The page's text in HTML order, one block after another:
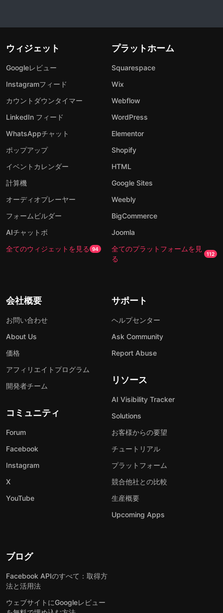
ウィジェット
Googleレビュー
Instagramフィード
カウントダウンタイマー
LinkedIn フィード
WhatsAppチャット
ポップアップ
イベントカレンダー
計算機
オーディオプレーヤー
フォームビルダー
AIチャットボ
全てのウィジェットを見る 94
プラットホーム
Squarespace
Wix
Webflow
WordPress
Elementor
Shopify
HTML
Google Sites
Weebly
BigCommerce
Joomla
全てのプラットフォームを見
る
112
会社概要
お問い合わせ
About Us
価格
アフィリエイトプログラム
開発者チーム
コミュニティ
Forum
Facebook
Instagram
X
YouTube
サポート
ヘルプセンター
Ask Community
Report Abuse
リソース
AI Visibility Tracker
Solutions
お客様からの要望
チュートリアル
プラットフォーム
競合他社との比較
生産概要
Upcoming Apps
ブログ
Facebook APIのすべて：取得方
法と活用法
ウェブサイトにGoogleレビュー